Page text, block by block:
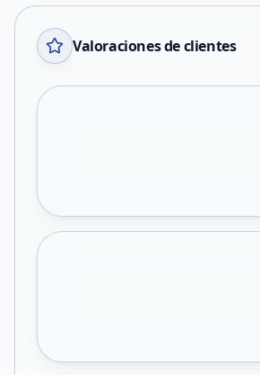
Valoraciones de clientes